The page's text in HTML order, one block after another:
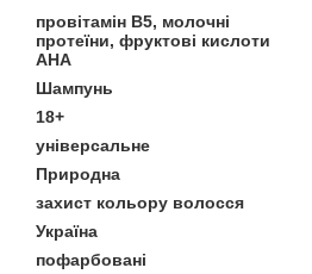
провітамін В5, молочні
протеїни, фруктові кислоти
АНА
Шампунь
18+
універсальне
Природна
захист кольору волосся
Україна
пофарбовані